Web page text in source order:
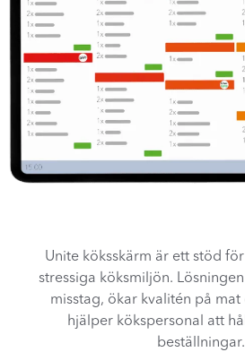
Unite köksskärm är ett stöd
stressiga köksmiljön.
misstag, ökar kvalitén på mat
hjälper kökspersonal att
beställningar.